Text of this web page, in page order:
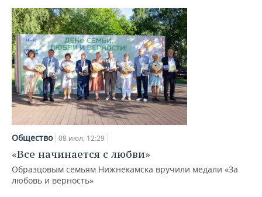
Общество 08 июл, 12:29
«Все начинается с любви»
Образцовым семьям Нижнекамска вручили медали «За
любовь и верность»